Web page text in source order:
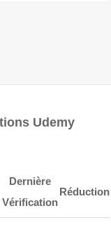
Udemy
Dernière
Vérification
Réduction